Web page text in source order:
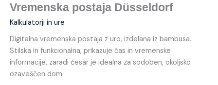
Vremenska postaja Düsseldorf
Kalkulatorji in ure
Digitalna vremenska postaja z uro, izdelana iz bambusa.
Stilska in funkcionalna, prikazuje čas in vremenske
informacije, zaradi česar je idealna za sodoben, okoljsko
ozaveščen dom.